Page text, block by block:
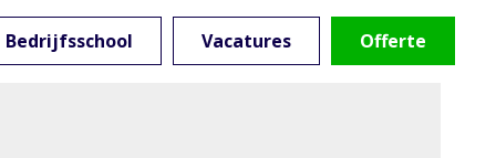
Bedrijfsschool Vacatures Offerte